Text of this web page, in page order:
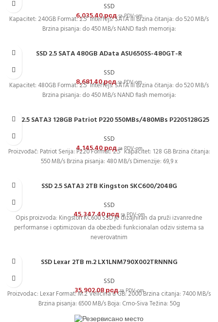
SSD
6,035.40рсдsa PDV-om
Kapacitet: 240GB Format: 2.5“ Interfejs: SATA III Brzina čitanja: do 520 MB/s
Brzina pisanja: do 450 MB/s NAND flash memorija:
SSD 2.5 SATA 480GB AData ASU650SS-480GT-R
SSD
8,681.40рсдsa PDV-om
Kapacitet: 480GB Format: 2.5“ Interfejs: SATA III Brzina čitanja: do 520 MB/s
Brzina pisanja: do 450 MB/s NAND flash memorija:
SSD 2.5 SATA3 128GB Patriot P220 550MBs/480MBs P220S128G25
SSD
4,145.40рсдsa PDV-om
Proizvođač: Patriot Serija: P220 Format: 2.5″ Kapacitet: 128 GB Brzina čitanja:
550 MB/s Brzina pisanja: 480 MB/s Dimenzije: 69,9 x
SSD 2.5 SATA3 2TB Kingston SKC600/2048G
SSD
45,347.40рсдsa PDV-om
Opis proizvoda: Kingston KC600 SSD je dizajniran da pruži izvanredne
performanse i optimizovan da obezbedi funkcionalan odziv sistema sa
neverovatnim
SSD Lexar 2TB m.2 LX1LNM790X002TRNNNG
SSD
35,902.08рсдsa PDV-om
Proizvodac: Lexar Format: M.2 Velicina u GB: 2000 Brzina citanja: 7400 MB/s
Brzina pisanja: 6500 MB/s Boja: Crno-Siva Težina: 50g